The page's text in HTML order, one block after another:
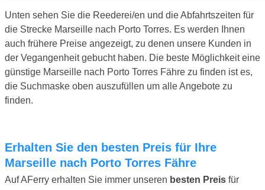
Unten sehen Sie die Reederei/en und die Abfahrtszeiten für
die Strecke Marseille nach Porto Torres. Es werden Ihnen
auch frühere Preise angezeigt, zu denen unsere Kunden in
der Vegangenheit gebucht haben. Die beste Möglichkeit eine
günstige Marseille nach Porto Torres Fähre zu finden ist es,
die Suchmaske oben auszufüllen um alle Angebote zu
finden.
Erhalten Sie den besten Preis für Ihre
Marseille nach Porto Torres Fähre
Auf AFerry erhalten Sie immer unseren besten Preis für